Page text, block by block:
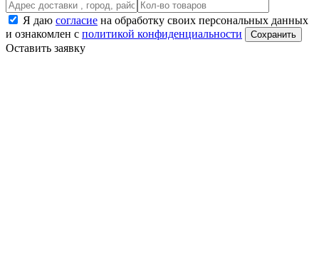
Я даю согласие на обработку своих персональных данных
и ознакомлен с политикой конфиденциальности
Оставить заявку